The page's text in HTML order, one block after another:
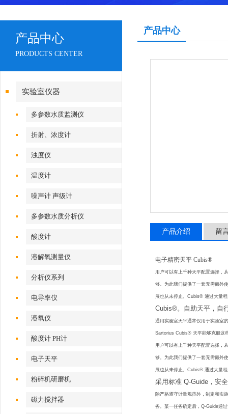
产品中心
PRODUCTS CENTER
实验室仪器
多参数水质监测仪
折射、浓度计
浊度仪
温度计
噪声计 声级计
多参数水质分析仪
酸度计
溶解氧测量仪
分析仪系列
电导率仪
溶氧仪
酸度计 PH计
电子天平
粉碎机研磨机
磁力搅拌器
产品中心
产品介绍 留
电子精密天平 Cubis®
用户可以有上千种天平配置选择，
够。为此我们提供了一套无需额外
展也从未停止。Cubis® 通过大量
Cubis®。自助天平，自
通用实验室天平通常仅用于实验室
Sartorius Cubis® 天平能够克服这
用户可以有上千种天平配置选择，
够。为此我们提供了一套无需额外
展也从未停止。Cubis® 通过大量
采用标准 Q-Guide，安
除严格遵守计量规范外，制定和实
务。某一任务确定后，Q-Guide通